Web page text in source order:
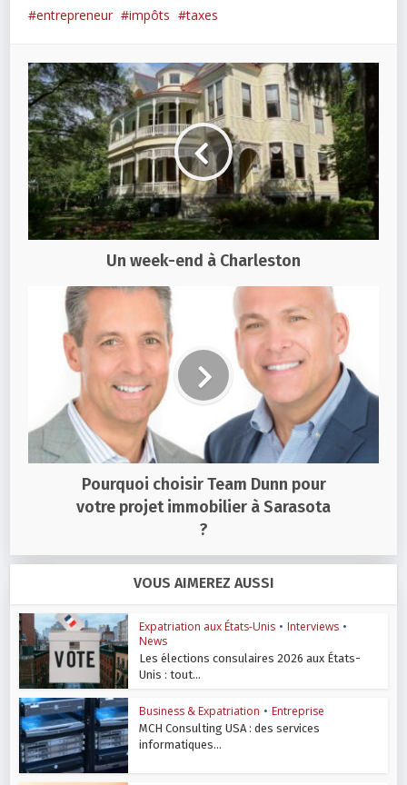
entrepreneur impôts taxes
Un week-end à Charleston
Pourquoi choisir Team Dunn pour
votre projet immobilier à Sarasota
?
VOUS AIMEREZ AUSSI
Expatriation aux États-Unis • Interviews •
News
Les élections consulaires 2026 aux États-
Unis : tout...
Business & Expatriation • Entreprise
MCH Consulting USA : des services
informatiques...